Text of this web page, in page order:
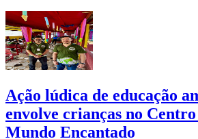
Ação lúdica de educação
envolve crianças no
Mundo Encantado